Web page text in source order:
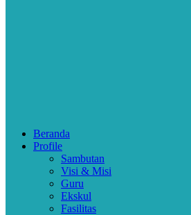
Beranda
Profile
Sambutan
Visi & Misi
Guru
Ekskul
Fasilitas